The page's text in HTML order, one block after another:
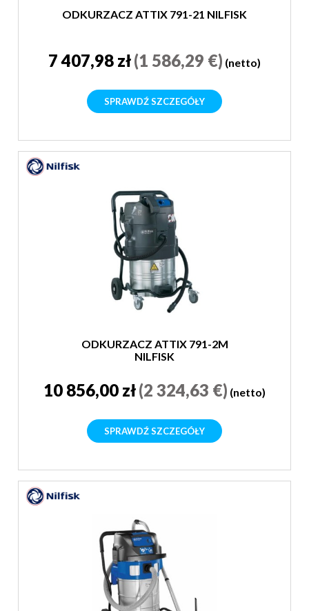
ODKURZACZ ATTIX 791-21 NILFISK
7 407,98 zł(1 586,29 €) (netto)
SPRAWDŹ SZCZEGÓŁY
ODKURZACZ ATTIX 791-2M
NILFISK
10 856,00 zł(2 324,63 €) (netto)
SPRAWDŹ SZCZEGÓŁY